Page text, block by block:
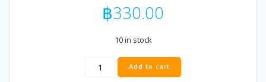
฿330.00
10 in stock
Dabur
Chawanprash
Add to cart